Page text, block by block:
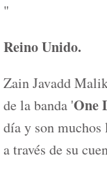
"
Reino Unido.
Zain Javadd
de la banda 'One
día y son muchos
a través de su